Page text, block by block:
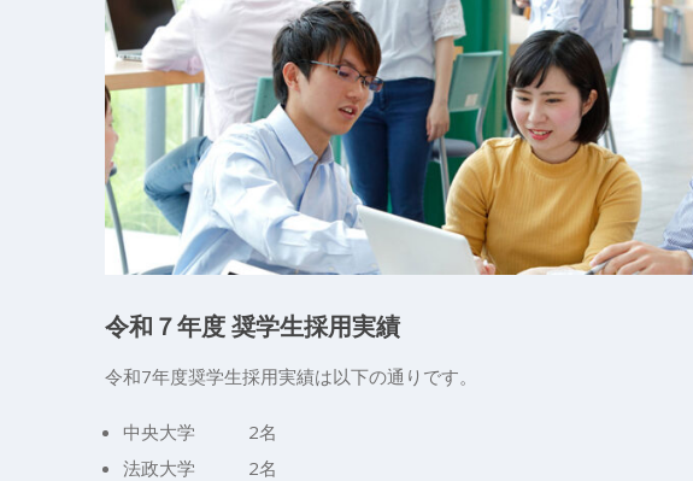
令和７年度 奨学生採用実績
令和7年度奨学生採用実績は以下の通りです。
中央大学 2名
法政大学 2名